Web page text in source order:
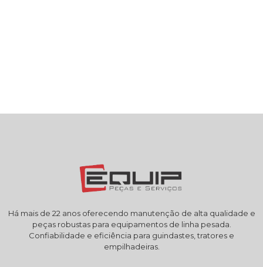
Há mais de 22 anos oferecendo manutenção de alta qualidade e
peças robustas para equipamentos de linha pesada.
Confiabilidade e eficiência para guindastes, tratores e
empilhadeiras.